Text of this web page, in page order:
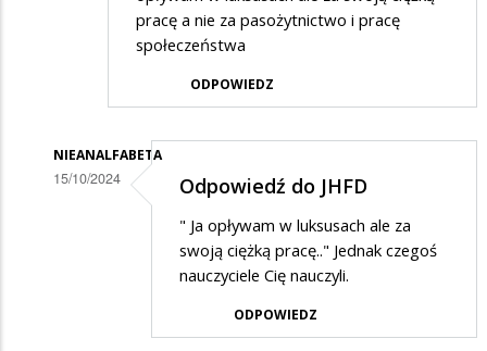
pracę a nie za pasożytnictwo i pracę
społeczeństwa
ODPOWIEDZ
NIEANALFABETA
15/10/2024
odpowiedzi
Odpowiedź do JHFD
" Ja opływam w luksusach ale za
swoją ciężką pracę.." Jednak czegoś
nauczyciele Cię nauczyli.
ODPOWIEDZ